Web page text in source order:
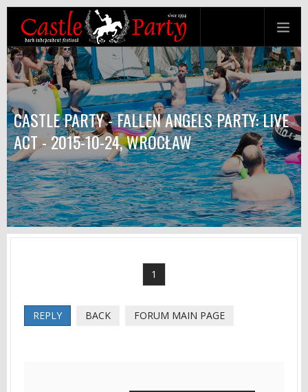
CASTLE PARTY - FALLEN ANGELS PARTY: LIVE
ACT - 2015-10-24, WROCŁAW
1
REPLY BACK FORUM MAIN PAGE